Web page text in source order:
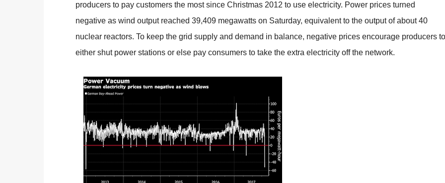
producers to pay customers the most since Christmas 2012 to use electricity. Power prices turned
negative as wind output reached 39,409 megawatts on Saturday, equivalent to the output of about 40
nuclear reactors. To keep the grid supply and demand in balance, negative prices encourage producers to
either shut power stations or else pay consumers to take the extra electricity off the network.